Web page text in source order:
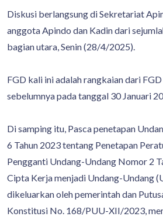
Diskusi berlangsung di Sekretariat
anggota Apindo dan Kadin dari
bagian utara, Senin (28/4/2025).
FGD kali ini adalah rangkaian dari
sebelumnya pada tanggal 30 Januari
Di samping itu, Pasca penetapan
6 Tahun 2023 tentang Penetapan
Pengganti Undang-Undang Nomor 2
Cipta Kerja menjadi Undang-Undang
dikeluarkan oleh pemerintah dan
Konstitusi No. 168/PUU-XII/2023,